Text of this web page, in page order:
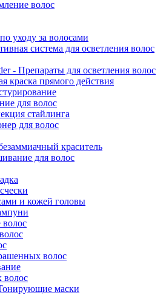
волос
уходу за волосами
система для осветления волос
- Препараты для осветления волос
краска прямого действия
для волос
стайлинга
для волос
краситель
для волос
и кожей головы
волос
волос
волос
маски